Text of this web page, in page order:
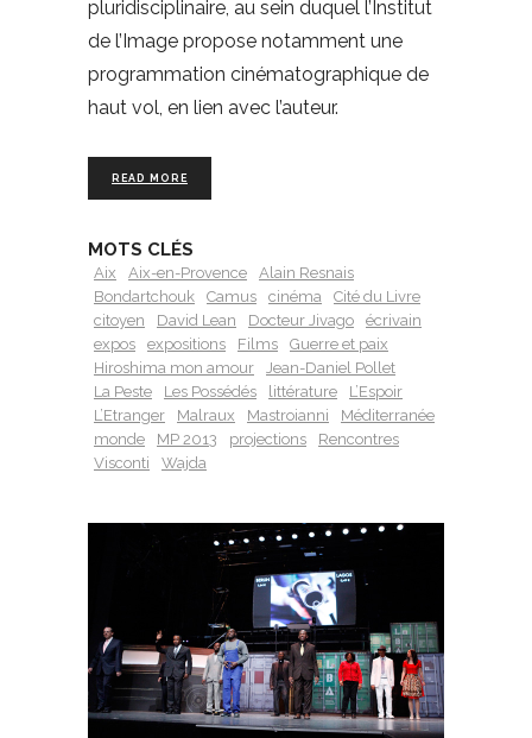
pluridisciplinaire, au sein duquel l’Institut
de l’Image propose notamment une
programmation cinématographique de
haut vol, en lien avec l’auteur.
READ MORE
MOTS CLÉS
Aix Aix-en-Provence
Alain Resnais
Bondartchouk
Camus cinéma
Cité du Livre
citoyen
David Lean Docteur Jivago
écrivain
expos
expositions Films
Guerre et paix
Hiroshima mon amour
Jean-Daniel Pollet
La Peste
Les Possédés littérature
L’Espoir
L’Etranger
Malraux Mastroianni
Méditerranée
monde
MP 2013 projections
Rencontres
Visconti
Wajda